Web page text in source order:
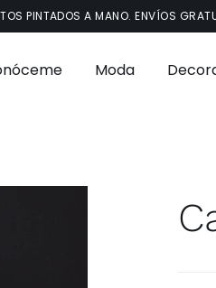
PINTADOS A MANO. ENVÍOS
Moda